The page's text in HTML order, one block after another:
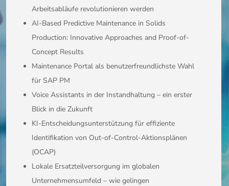
Arbeitsabläufe revolutionieren werden
AI-Based Predictive Maintenance in Solids
Production: Innovative Approaches and Proof-of-
Concept Results
Maintenance Portal als benutzerfreundlichste Wahl
für SAP PM
Voice Assistants in der Instandhaltung – ein erster
Blick in die Zukunft
KI-Entscheidungsunterstützung für effiziente
Identifikation von Out-of-Control-Aktionsplänen
(OCAP)
Lokale Ersatzteilversorgung im globalen
Unternehmensumfeld – wie gelingen